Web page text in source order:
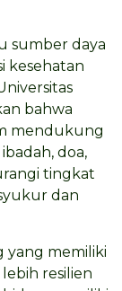
sumber daya
kesehatan
bahwa
mendukung
doa,
tingkat
dan
yang memiliki
resilien